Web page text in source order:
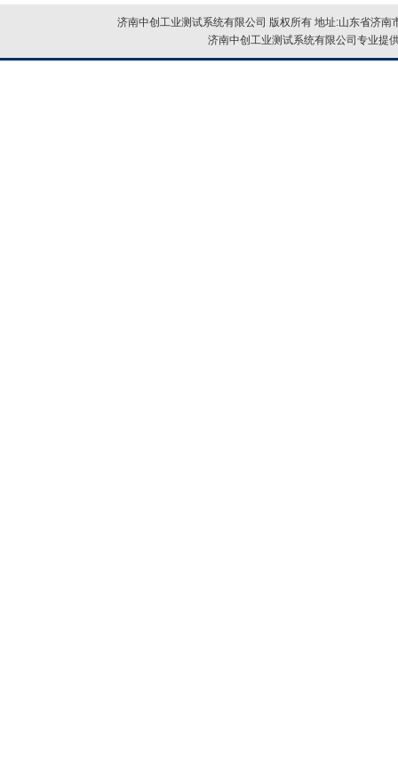
济南中创工业测试系统有限公司 版权所有 地址:山东省济
济南中创工业测试系统有限公司专业提